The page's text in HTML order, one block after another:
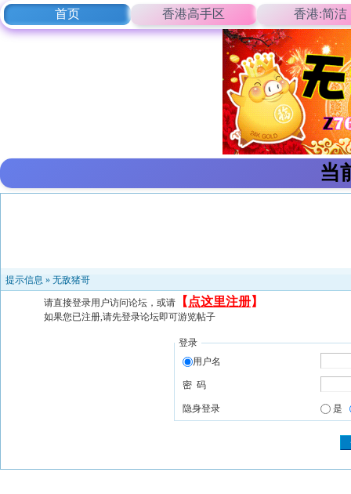
首页 香港高手区 香港:简洁
当
提示信息 » 无敌猪哥
请直接登录用户访问论坛，或请 【 点这里注册】
如果您已注册,请先登录论坛即可游览帖子
登录
用户名
密 码
隐身登录 是